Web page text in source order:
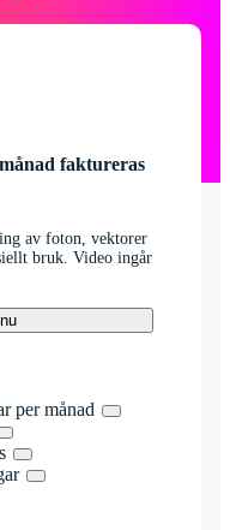
faktureras
av foton, vektorer
bruk. Video ingår
per månad